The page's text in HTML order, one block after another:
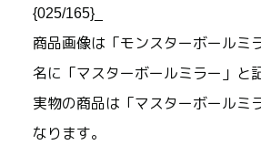
{025/165}_
商品画像は「モンスターボールミ
名に「マスターボールミラー」と
実物の商品は「マスターボールミ
なります。